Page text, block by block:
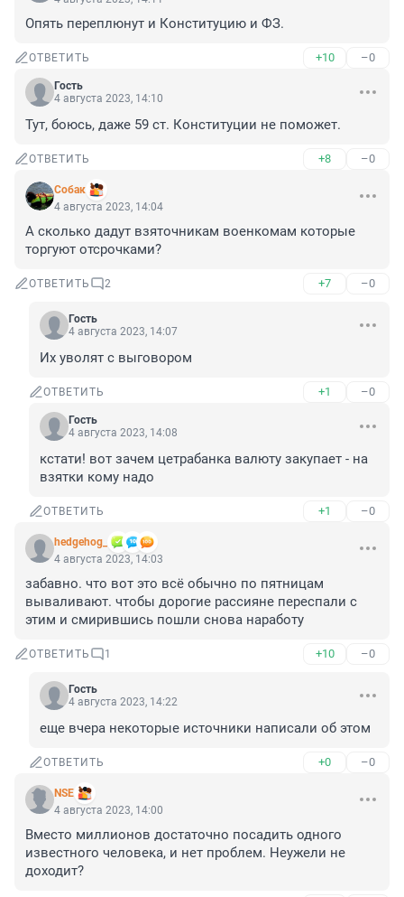
Опять переплюнут и Конституцию и ФЗ.
ОТВЕТИТЬ +10 –0
Гость
4 августа 2023, 14:10
Тут, боюсь, даже 59 ст. Конституции не поможет.
ОТВЕТИТЬ +8 –0
Собак
4 августа 2023, 14:04
А сколько дадут взяточникам военкомам которые
торгуют отсрочками?
ОТВЕТИТЬ 2 +7 –0
Гость
4 августа 2023, 14:07
Их уволят с выговором
ОТВЕТИТЬ +1 –0
Гость
4 августа 2023, 14:08
кстати! вот зачем цетрабанка валюту закупает - на
взятки кому надо
ОТВЕТИТЬ +1 –0
hedgehog_
4 августа 2023, 14:03
забавно. что вот это всё обычно по пятницам
вываливают. чтобы дорогие рассияне переспали с
этим и смирившись пошли снова наработу
ОТВЕТИТЬ 1 +10 –0
Гость
4 августа 2023, 14:22
еще вчера некоторые источники написали об этом
ОТВЕТИТЬ +0 –0
NSE
4 августа 2023, 14:00
Вместо миллионов достаточно посадить одного
известного человека, и нет проблем. Неужели не
доходит?